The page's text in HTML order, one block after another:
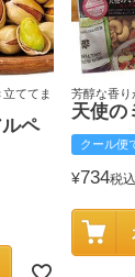
ててま
ペ
芳醇な香り
天使の
クール便
¥734税込